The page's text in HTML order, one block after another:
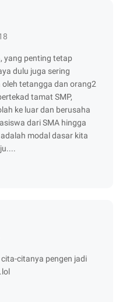
yang penting tetap
dulu juga sering
tetangga dan orang2
tamat SMP,
ke luar dan berusaha
dari SMA hingga
modal dasar kita
citanya pengen jadi